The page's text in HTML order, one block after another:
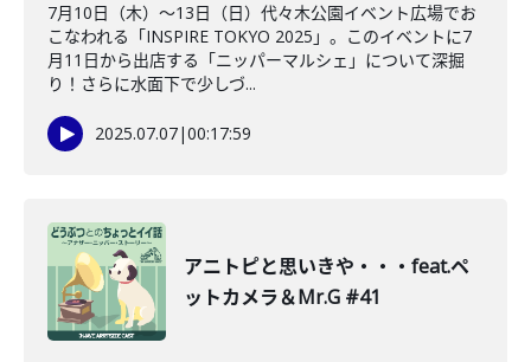
7月10日（木）～13日（日）代々木公園イベント広場でお
こなわれる「INSPIRE TOKYO 2025」。このイベントに7
月11日から出店する「ニッパーマルシェ」について深掘
り！さらに水面下で少しづ...
2025.07.07|00:17:59
アニトピと思いきや・・・feat.ペ
ットカメラ＆Mr.G #41